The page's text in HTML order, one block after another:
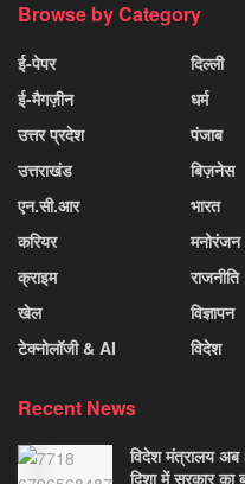
Browse by Category
ई-पेपर
ई-मैगज़ीन
उत्तर प्रदेश
उत्तराखंड
एन.सी.आर
करियर
क्राइम
खेल
टेक्नोलॉजी & AI
दिल्ली
धर्म
पंजाब
बिज़नेस
भारत
मनोरंजन
राजनीति
विज्ञापन
विदेश
Recent News
विदेश मंत्रालय
दिशा में सरकार का